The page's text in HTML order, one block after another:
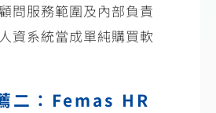
問服務範圍及內部負責
資系統當成單純購買軟
二：Femas HR